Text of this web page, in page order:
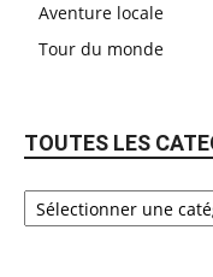
Aventure locale
Tour du monde
TOUTES LES